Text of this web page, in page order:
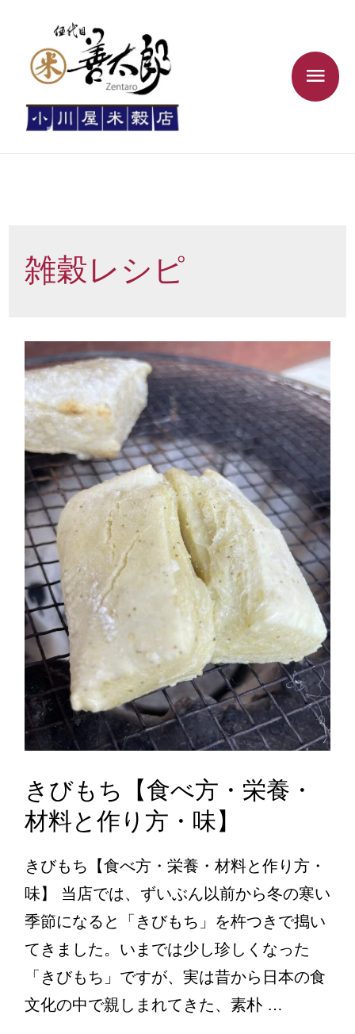
雑穀レシピ
きびもち【食べ方・栄養・
材料と作り方・味】
きびもち【食べ方・栄養・材料と作り方・
味】 当店では、ずいぶん以前から冬の寒い
季節になると「きびもち」を杵つきで搗い
てきました。いまでは少し珍しくなった
「きびもち」ですが、実は昔から日本の食
文化の中で親しまれてきた、素朴 …